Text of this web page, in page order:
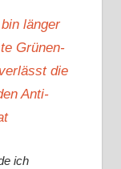
länger
Grünen-
die
Anti-
ich